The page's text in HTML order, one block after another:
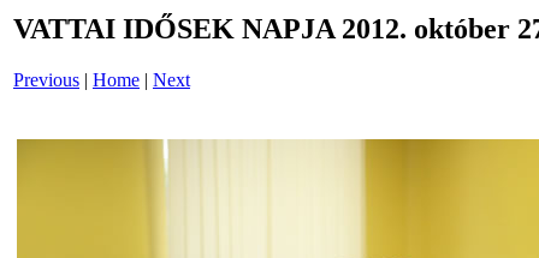
VATTAI IDŐSEK NAPJA 2012. október
Previous | Home | Next